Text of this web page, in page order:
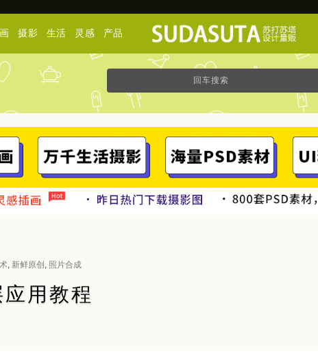
摄影 生活 灵感 产品
新鲜原创 照片合成
用教程